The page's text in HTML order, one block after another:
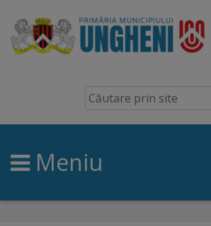
Ungheni
Prezentare
generală
Simbolurile
Meniu